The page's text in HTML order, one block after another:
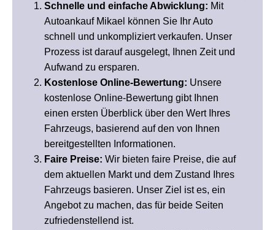
Schnelle und einfache Abwicklung: Mit
Autoankauf Mikael können Sie Ihr Auto
schnell und unkompliziert verkaufen. Unser
Prozess ist darauf ausgelegt, Ihnen Zeit und
Aufwand zu ersparen.
Kostenlose Online-Bewertung: Unsere
kostenlose Online-Bewertung gibt Ihnen
einen ersten Überblick über den Wert Ihres
Fahrzeugs, basierend auf den von Ihnen
bereitgestellten Informationen.
Faire Preise: Wir bieten faire Preise, die auf
dem aktuellen Markt und dem Zustand Ihres
Fahrzeugs basieren. Unser Ziel ist es, ein
Angebot zu machen, das für beide Seiten
zufriedenstellend ist.